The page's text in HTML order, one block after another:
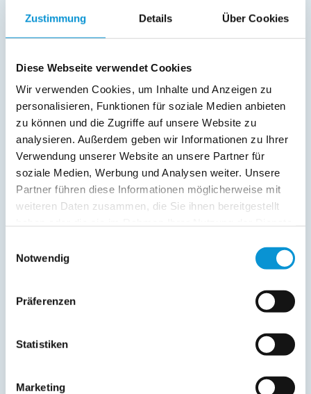
Zustimmung Details Über Cookies
Diese Webseite verwendet Cookies
Wir verwenden Cookies, um Inhalte und Anzeigen zu
personalisieren, Funktionen für soziale Medien anbieten
zu können und die Zugriffe auf unsere Website zu
analysieren. Außerdem geben wir Informationen zu Ihrer
Verwendung unserer Website an unsere Partner für
soziale Medien, Werbung und Analysen weiter. Unsere
Partner führen diese Informationen möglicherweise mit
weiteren Daten zusammen, die Sie ihnen bereitgestellt
Notwendig
Präferenzen
Statistiken
Marketing
18119 Warnemünde
-